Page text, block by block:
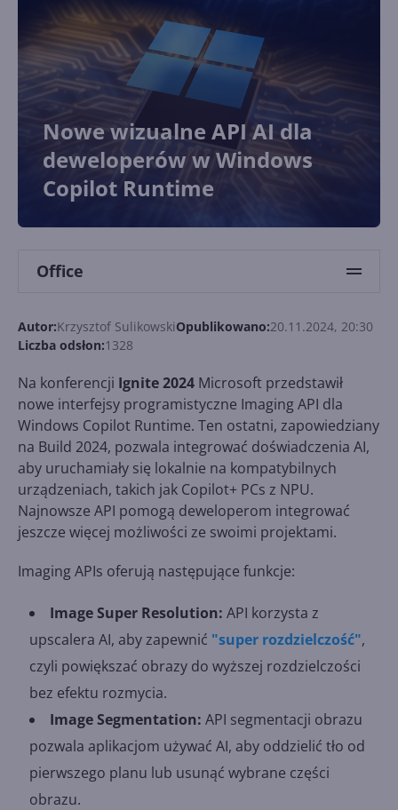
Nowe wizualne API AI dla
deweloperów w Windows
Copilot Runtime
Office
Autor:Krzysztof SulikowskiOpublikowano:20.11.2024, 20:30
Liczba odsłon:1328
Na konferencji Ignite 2024 Microsoft przedstawił
nowe interfejsy programistyczne Imaging API dla
Windows Copilot Runtime. Ten ostatni, zapowiedziany
na Build 2024, pozwala integrować doświadczenia AI,
aby uruchamiały się lokalnie na kompatybilnych
urządzeniach, takich jak Copilot+ PCs z NPU.
Najnowsze API pomogą deweloperom integrować
jeszcze więcej możliwości ze swoimi projektami.
Imaging APIs oferują następujące funkcje:
Image Super Resolution: API korzysta z
upscalera AI, aby zapewnić "super rozdzielczość",
czyli powiększać obrazy do wyższej rozdzielczości
bez efektu rozmycia.
Image Segmentation: API segmentacji obrazu
pozwala aplikacjom używać AI, aby oddzielić tło od
pierwszego planu lub usunąć wybrane części
obrazu.